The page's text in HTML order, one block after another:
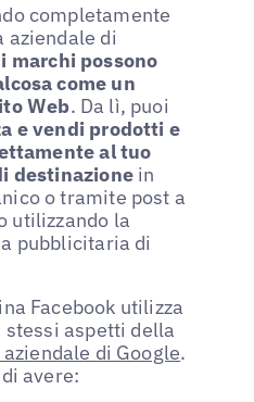
completamente
aziendale di
i marchi possono
come un
Web. Da lì, puoi
e vendi prodotti e
al tuo
destinazionein
o tramite post a
utilizzando la
pubblicitaria di
Facebook utilizza
aspetti della
di Google.
avere: